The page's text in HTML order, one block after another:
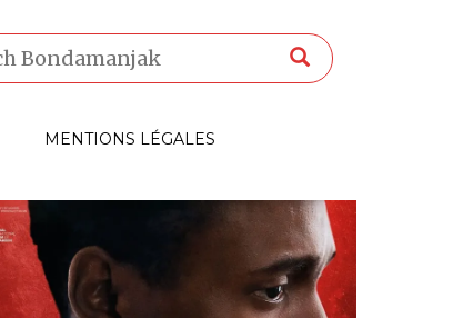
MENTIONS LÉGALES